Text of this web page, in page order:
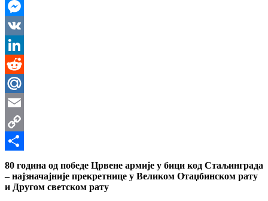
WhatsApp
Messenger
VK
LinkedIn
Reddit
Mail.Ru
Email
Copy
Link
Share
80 година од победе Црвене армије у бици код Стаљинграда
– најзначајније прекретнице у Великом Отаџбинском рату
и Другом светском рату